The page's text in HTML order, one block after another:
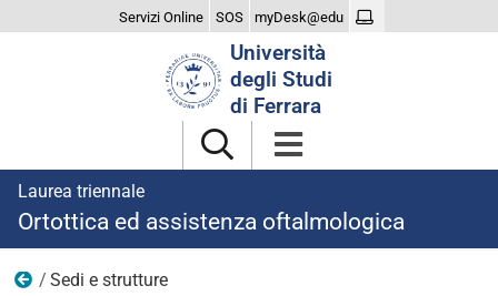
Servizi Online SOS myDesk@edu
Università
degli Studi
di Ferrara
Laurea triennale
Ortottica ed assistenza oftalmologica
Studiare
Sedi e strutture